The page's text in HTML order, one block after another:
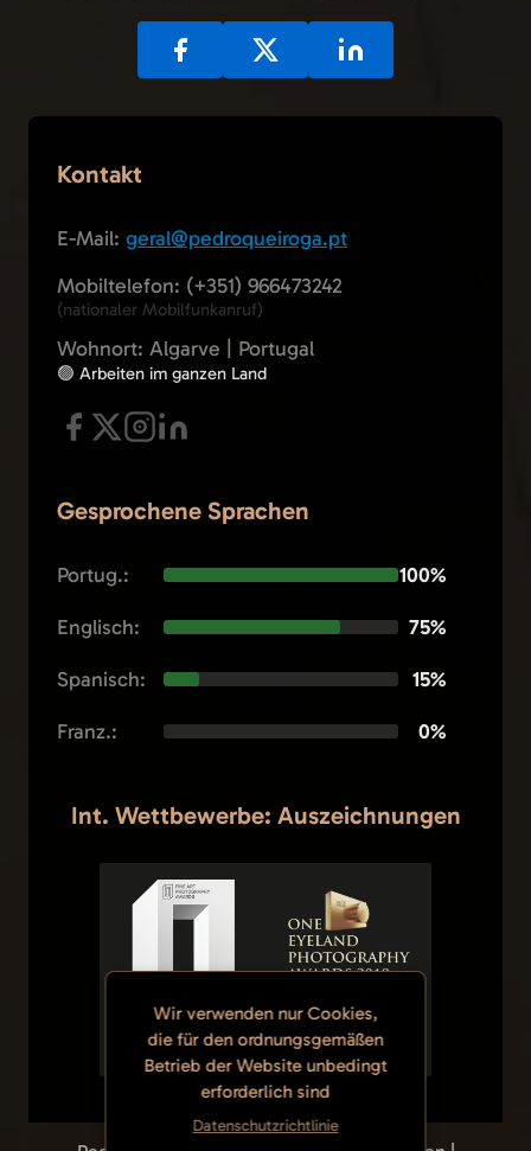
Kontakt
E-Mail: geral@pedroqueiroga.pt
Mobiltelefon: (+351) 966473242
(nationaler Mobilfunkanruf)
Wohnort: Algarve | Portugal
🟢 Arbeiten im ganzen Land
Gesprochene Sprachen
Portug.:
100%
Englisch:
75%
Spanisch:
15%
Franz.:
0%
Int. Wettbewerbe: Auszeichnungen
Wir verwenden nur Cookies,
die für den ordnungsgemäßen
Betrieb der Website unbedingt
erforderlich sind
Datenschutzrichtlinie